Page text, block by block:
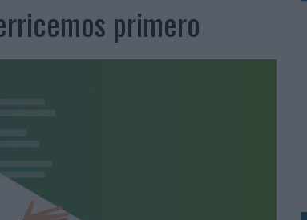
EN CORNETTO, CALIPPO Y SOLERO
HISTÓRICO EN ACTIVOS CULTURALES Y ECONÓMICOS
SUS RELACIONES CON LOS MEDIOS
CAMPAÑA INTERNACIONAL
PLAZO Y LA MEDICIÓN SON DOS CARAS DE LA MISMA
primero